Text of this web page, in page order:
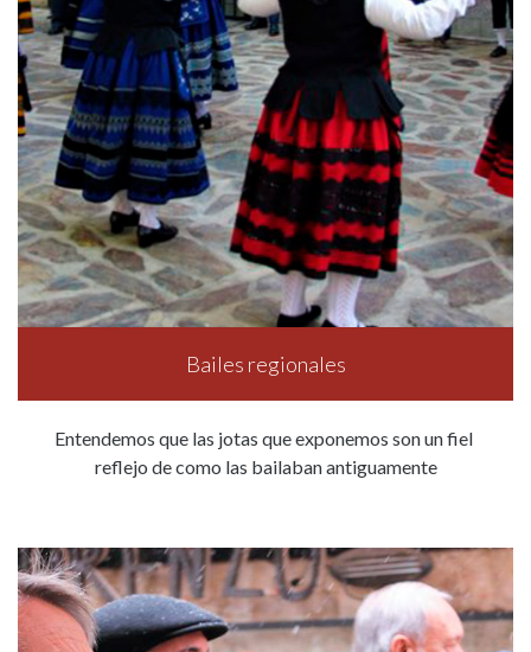
Bailes regionales
Entendemos que las jotas que exponemos son un fiel
reflejo de como las bailaban antiguamente